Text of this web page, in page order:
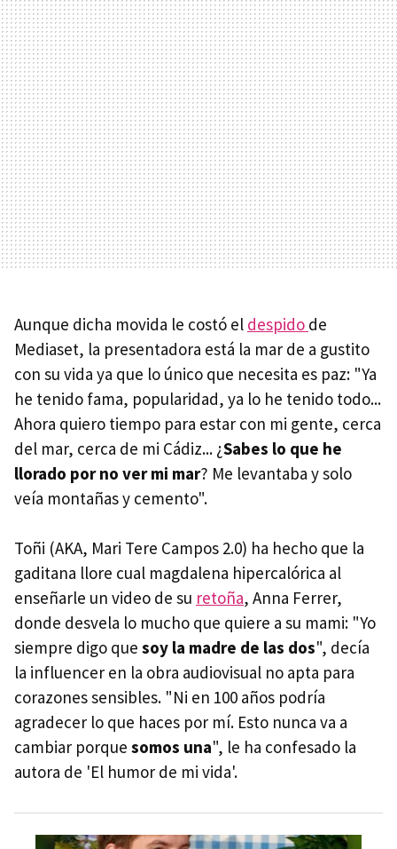
Aunque dicha movida le costó el despido de
Mediaset, la presentadora está la mar de a gustito
con su vida ya que lo único que necesita es paz: "Ya
he tenido fama, popularidad, ya lo he tenido todo...
Ahora quiero tiempo para estar con mi gente, cerca
del mar, cerca de mi Cádiz... ¿Sabes lo que he
llorado por no ver mi mar? Me levantaba y solo
veía montañas y cemento".
Toñi (AKA, Mari Tere Campos 2.0) ha hecho que la
gaditana llore cual magdalena hipercalórica al
enseñarle un video de su retoña, Anna Ferrer,
donde desvela lo mucho que quiere a su mami: "Yo
siempre digo que soy la madre de las dos", decía
la influencer en la obra audiovisual no apta para
corazones sensibles. "Ni en 100 años podría
agradecer lo que haces por mí. Esto nunca va a
cambiar porque somos una", le ha confesado la
autora de 'El humor de mi vida'.